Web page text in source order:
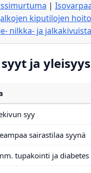
|
kiputilojen hoito
nilkka- ja jalkakivuista
ja yleisyys
syy
sairastilaa syynä
tupakointi ja diabetes